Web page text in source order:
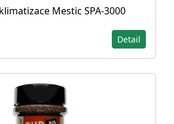
Mestic SPA-3000
Detail